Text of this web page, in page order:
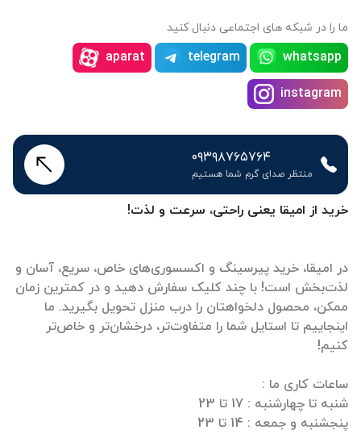
خرید از امیقا یعنی راحتی، سرعت و لذت!
در امیقا، خرید پیرسینگ و اکسسوری‌های خاص، سریع، آسان و
لذت‌بخش است! با چند کلیک سفارش دهید و در کمترین زمان
ممکن، محصول دلخواهتان را درب منزل تحویل بگیرید. ما
اینجاییم تا استایل شما را متفاوت‌تر، درخشان‌تر و خاص‌تر
ما را در شبکه های اجتماعی دنبال کنید
whatsapp
telegram
aparat
instagram
۰۹۳۹۸۷۶۵۷۶۴
منتظر صدای گرم شما هستیم